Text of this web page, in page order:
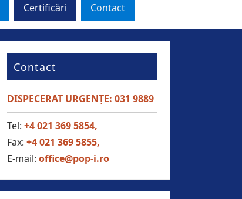
Certificări Contact
Contact
DISPECERAT URGENȚE: 031 9889
Tel: +4 021 369 5854,
Fax: +4 021 369 5855,
E-mail: office@pop-i.ro